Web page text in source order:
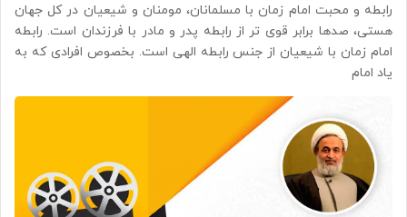
رابطه و محبت امام زمان با مسلمانان، مومنان و شیعیان در کل جهان
هستی، صدها برابر قوی تر از رابطه پدر و مادر با فرزندان است. رابطه
امام زمان با شیعیان از جنس رابطه الهی است. بخصوص افرادی که به
یاد امام